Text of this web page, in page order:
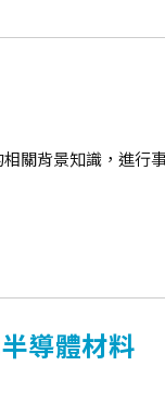
關背景知識，進行
導體材料